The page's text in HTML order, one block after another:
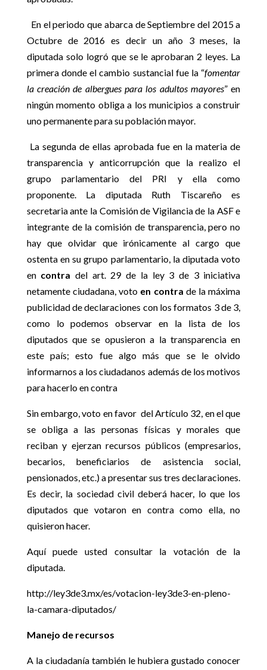
En el periodo que abarca de Septiembre del 2015 a
Octubre de 2016 es decir un año 3 meses, la
diputada solo logró que se le aprobaran 2 leyes. La
primera donde el cambio sustancial fue la “fomentar
la creación de albergues para los adultos mayores” en
ningún momento obliga a los municipios a construir
uno permanente para su población mayor.
La segunda de ellas aprobada fue en la materia de
transparencia y anticorrupción que la realizo el
grupo parlamentario del PRI y ella como
proponente. La diputada Ruth Tiscareño es
secretaria ante la Comisión de Vigilancia de la ASF e
integrante de la comisión de transparencia, pero no
hay que olvidar que irónicamente al cargo que
ostenta en su grupo parlamentario, la diputada voto
en contra del art. 29 de la ley 3 de 3 iniciativa
netamente ciudadana, voto en contra de la máxima
publicidad de declaraciones con los formatos 3 de 3,
como lo podemos observar en la lista de los
diputados que se opusieron a la transparencia en
este país; esto fue algo más que se le olvido
informarnos a los ciudadanos además de los motivos
para hacerlo en contra
Sin embargo, voto en favor del Artículo 32, en el que
se obliga a las personas físicas y morales que
reciban y ejerzan recursos públicos (empresarios,
becarios, beneficiarios de asistencia social,
pensionados, etc.) a presentar sus tres declaraciones.
Es decir, la sociedad civil deberá hacer, lo que los
diputados que votaron en contra como ella, no
quisieron hacer.
Aquí puede usted consultar la votación de la
diputada.
http://ley3de3.mx/es/votacion-ley3de3-en-pleno-
la-camara-diputados/
Manejo de recursos
A la ciudadanía también le hubiera gustado conocer